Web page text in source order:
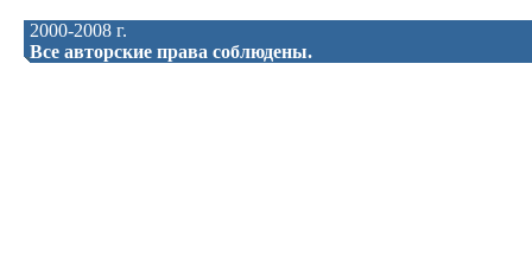
2000-2008 г.
Все авторские права соблюдены.